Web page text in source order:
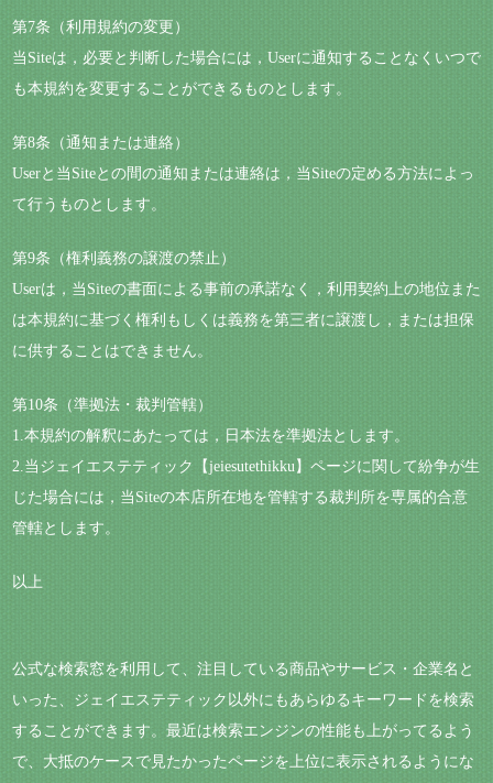
第7条（利用規約の変更）
当Siteは，必要と判断した場合には，Userに通知することなくいつで
も本規約を変更することができるものとします。
第8条（通知または連絡）
Userと当Siteとの間の通知または連絡は，当Siteの定める方法によっ
て行うものとします。
第9条（権利義務の譲渡の禁止）
Userは，当Siteの書面による事前の承諾なく，利用契約上の地位また
は本規約に基づく権利もしくは義務を第三者に譲渡し，または担保
に供することはできません。
第10条（準拠法・裁判管轄）
1.本規約の解釈にあたっては，日本法を準拠法とします。
2.当ジェイエステティック【jeiesutethikku】ページに関して紛争が生
じた場合には，当Siteの本店所在地を管轄する裁判所を専属的合意
管轄とします。
以上
公式な検索窓を利用して、注目している商品やサービス・企業名と
いった、ジェイエステティック以外にもあらゆるキーワードを検索
することができます。最近は検索エンジンの性能も上がってるよう
で、大抵のケースで見たかったページを上位に表示されるようにな